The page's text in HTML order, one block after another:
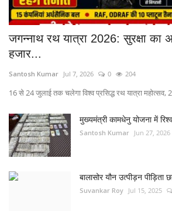
जगन्नाथ रथ यात्रा 2026: सुरक्षा का
हजार...
Santosh Kumar Jul 7, 2026 0 204
16 से 24 जुलाई तक चलेगा विश्व प्रसिद्ध रथ यात्रा महोत्सव,
मुख्यमंत्री कामधेनु योजना में
Santosh Kumar Jun 27, 2026
बालासोर यौन उत्पीड़न पीड़िता
Suvankar Roy Jul 15, 2025